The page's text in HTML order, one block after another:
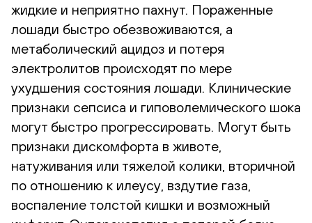
жидкие и неприятно пахнут. Пораженные
лошади быстро обезвоживаются, а
метаболический ацидоз и потеря
электролитов происходят по мере
ухудшения состояния лошади. Клинические
признаки сепсиса и гиповолемического шока
могут быстро прогрессировать. Могут быть
признаки дискомфорта в животе,
натуживания или тяжелой колики, вторичной
по отношению к илеусу, вздутие газа,
воспаление толстой кишки и возможный